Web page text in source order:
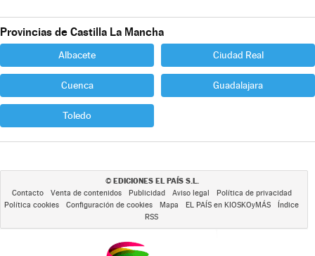
Provincias de Castilla La Mancha
Albacete Ciudad Real
Cuenca Guadalajara
Toledo
© EDICIONES EL PAÍS S.L.
Contacto Venta de contenidos Publicidad Aviso legal
Política de privacidad
Política cookies
Configuración de cookies Mapa EL PAÍS en KIOSKOyMÁS
Índice
RSS